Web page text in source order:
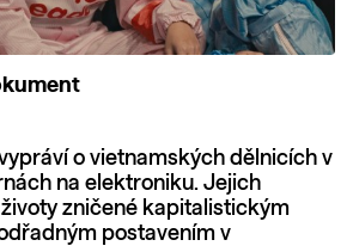
o vietnamských dělnicích v
na elektroniku. Jejich
zničené kapitalistickým
postavením v